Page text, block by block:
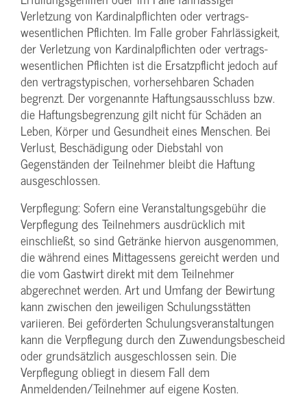
Verletzung von Kardinalpflichten oder vertrags­
wesentlichen Pflichten. Im Falle grober Fahrlässigkeit,
der Verletzung von Kardinalpflichten oder vertrags­
wesentlichen Pflichten ist die Ersatzpflicht jedoch auf
den vertragstypischen, vorhersehbaren Schaden
begrenzt. Der vorgenannte Haftungs­ausschluss bzw.
die Haftungs­begrenzung gilt nicht für Schäden an
Leben, Körper und Gesundheit eines Menschen. Bei
Verlust, Beschädigung oder Diebstahl von
Gegenständen der Teilnehmer bleibt die Haftung
ausgeschlossen.
Verpflegung: Sofern eine Veranstaltungs­gebühr die
Verpflegung des Teilnehmers ausdrücklich mit
einschließt, so sind Getränke hiervon ausgenommen,
die während eines Mittagessens gereicht werden und
die vom Gastwirt direkt mit dem Teilnehmer
abgerechnet werden. Art und Umfang der Bewirtung
kann zwischen den jeweiligen Schulungsstätten
variieren. Bei geförderten Schulungs­veranstaltungen
kann die Verpflegung durch den Zuwendungs­bescheid
oder grundsätzlich ausgeschlossen sein. Die
Verpflegung obliegt in diesem Fall dem
Anmeldenden/­Teilnehmer auf eigene Kosten.